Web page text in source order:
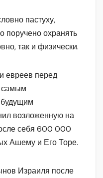
пастуху,
поручено охранять
так и физически.
евреев перед
самым
возложенную на
себя 600 000
Ашему и Его Торе.
Израиля после